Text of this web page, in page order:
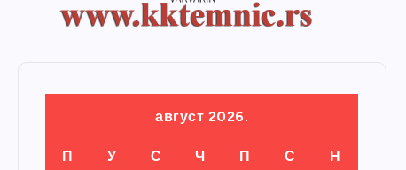
август 2026.
П У С Ч П С Н